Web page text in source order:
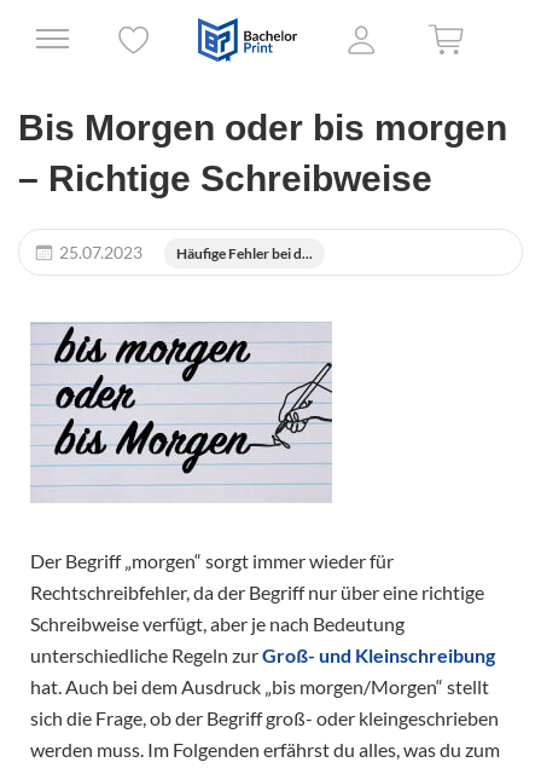
Bis Morgen oder bis morgen
– Richtige Schreibweise
25.07.2023 Häufige Fehler bei d...
Der Begriff „morgen“ sorgt immer wieder für
Rechtschreibfehler, da der Begriff nur über eine richtige
Schreibweise verfügt, aber je nach Bedeutung
unterschiedliche Regeln zurGroß- und Kleinschreibung
hat. Auch bei dem Ausdruck „bis morgen/Morgen“ stellt
sich die Frage, ob der Begriff groß- oder kleingeschrieben
werden muss. Im Folgenden erfährst du alles, was du zum